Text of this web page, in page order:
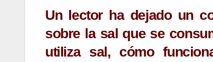
Un lector ha dejado un
sobre la sal que se
utiliza sal, cómo